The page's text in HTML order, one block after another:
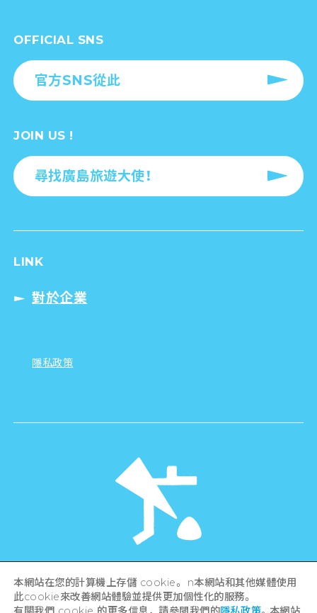
OFFICIAL SNS
官方SNS從此
JOIN US !
尋找廣島旅遊大使！
LINK
對於企業
隱私政策
Hiroshima Prefecture / Hiroshima City .
All rights reserved
本網站在您的計算機上存儲 cookie。 n本網站和其他媒體使用
此cookie來改善網站體驗並提供更加個性化的服務。